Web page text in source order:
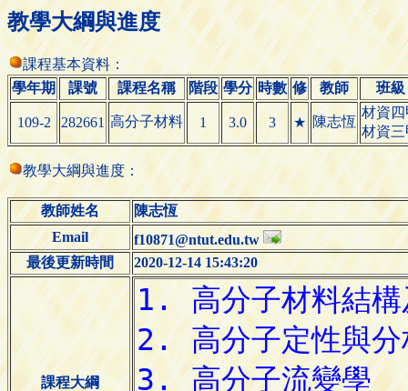
教學大綱與進度
課程基本資料：
學年期
課號 課程名稱 階段 學分 時數 修 教師 班級
109-2 282661 高分子材料 1 3.0 3 ★ 陳志恆
材資四
材資三
教學大綱與進度：
教師姓名
陳志恆
Email
f10871@ntut.edu.tw
最後更新時間
2020-12-14 15:43:20
課程大綱